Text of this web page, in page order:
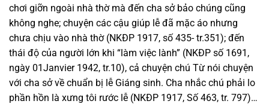
chơi giỡn ngoài nhà thờ mà đến cha sở bảo chúng cũng
không nghe; chuyện các cậu giúp lễ đã mặc áo nhưng
chưa chịu vào nhà thờ (NKĐP 1917, số 435- tr.351); đến
thái độ của người lớn khi “làm việc lành” (NKĐP số 1691,
ngày 01Janvier 1942, tr.10), cả chuyện chú Từ nói chuyện
với cha sở về chuẩn bị lễ Giáng sinh. Cha nhắc chú phải lo
phần hồn là xưng tôi rước lễ (NKĐP 1917, Số 463, tr. 797)…